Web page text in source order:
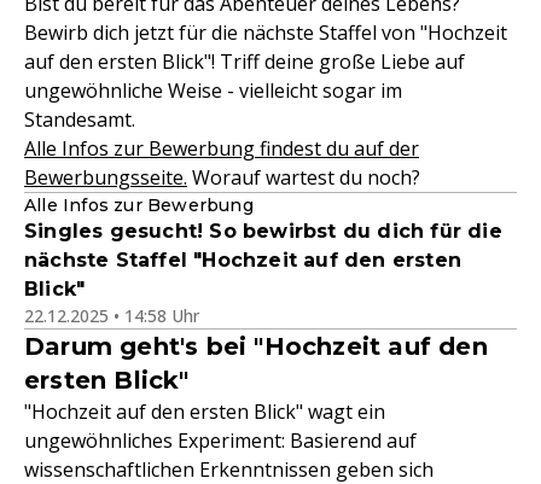
Bewirb dich jetzt für die nächste Staffel von "Hochzeit
auf den ersten Blick"! Triff deine große Liebe auf
ungewöhnliche Weise - vielleicht sogar im
Standesamt.
Alle Infos zur Bewerbung findest du auf der
Bewerbungsseite. Worauf wartest du noch?
Alle Infos zur Bewerbung
Singles gesucht! So bewirbst du dich für die
nächste Staffel "Hochzeit auf den ersten
Blick"
22.12.2025 • 14:58 Uhr
Darum geht's bei "Hochzeit auf den
ersten Blick"
"Hochzeit auf den ersten Blick" wagt ein
ungewöhnliches Experiment: Basierend auf
wissenschaftlichen Erkenntnissen geben sich